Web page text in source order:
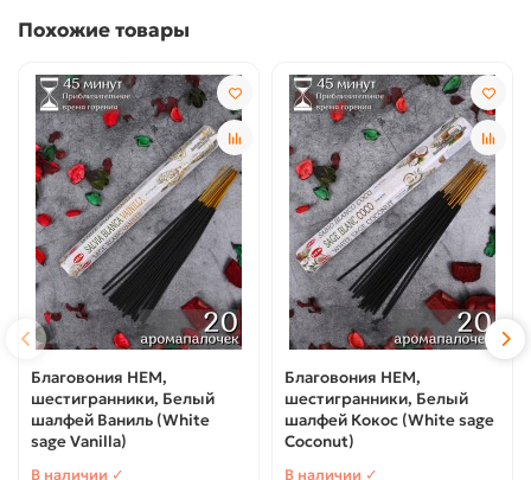
Похожие товары
Благовония HEM,
шестигранники, Белый
шалфей Ваниль (White
sage Vanilla)
В наличии ✓
Благовония HEM,
шестигранники, Белый
шалфей Кокос (White sage
Coconut)
В наличии ✓